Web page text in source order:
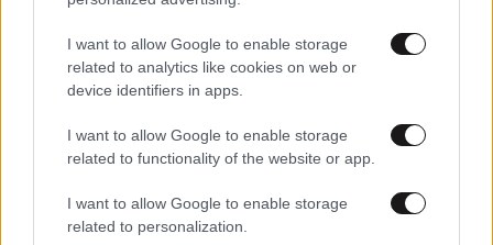
I want to allow Google to enable storage
related to analytics like cookies on web or
device identifiers in apps.
I want to allow Google to enable storage
related to functionality of the website or app.
I want to allow Google to enable storage
related to personalization.
μπορεί να μας πει η κα Παγώνη για την ασφάλεια
Απαντήστε